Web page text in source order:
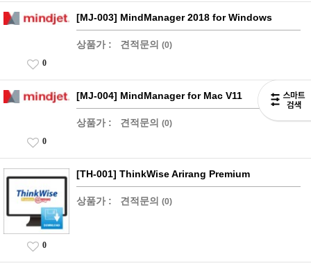
[MJ-003] MindManager 2018 for Windows
상품가 : 견적문의 (0)
0
[MJ-004] MindManager for Mac V11
상품가 : 견적문의 (0)
0
[TH-001] ThinkWise Arirang Premium
상품가 : 견적문의 (0)
0